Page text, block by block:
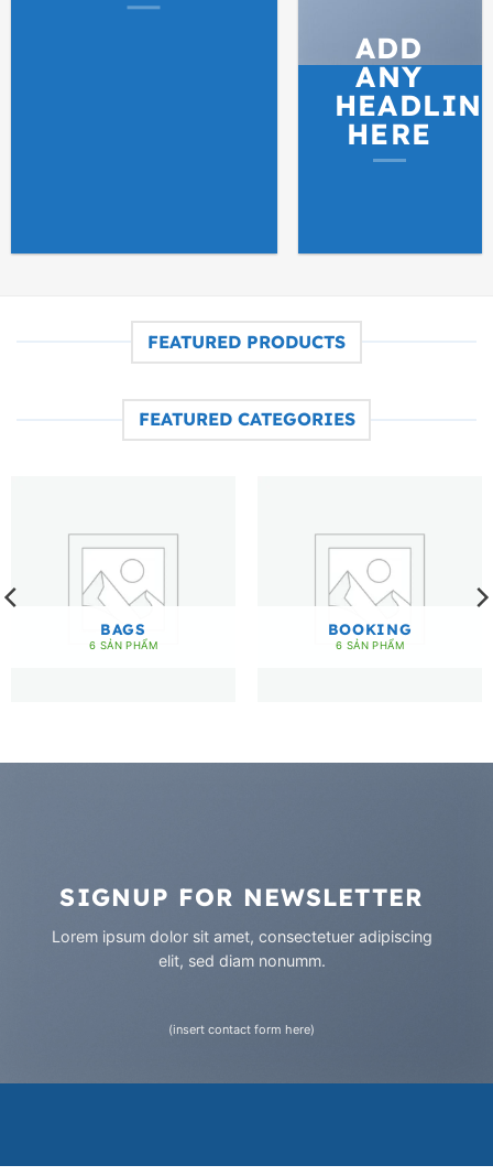
ADD
ANY
HERE
FEATURED PRODUCTS
FEATURED CATEGORIES
BAGS
6 SẢN PHẨM
BOOKING
6 SẢN PHẨM
SIGNUP FOR NEWSLETTER
Lorem ipsum dolor sit amet, consectetuer adipiscing
elit, sed diam nonumm.
(insert contact form here)